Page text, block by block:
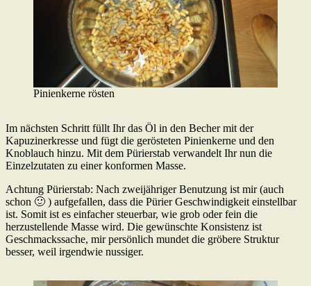
Pinienkerne rösten
Im nächsten Schritt füllt Ihr das Öl in den Becher mit der
Kapuzinerkresse und fügt die gerösteten Pinienkerne und den
Knoblauch hinzu. Mit dem Pürierstab verwandelt Ihr nun die
Einzelzutaten zu einer konformen Masse.
Achtung Pürierstab: Nach zweijähriger Benutzung ist mir (auch
schon 🙂 ) aufgefallen, dass die Pürier Geschwindigkeit einstellbar
ist. Somit ist es einfacher steuerbar, wie grob oder fein die
herzustellende Masse wird. Die gewünschte Konsistenz ist
Geschmackssache, mir persönlich mundet die gröbere Struktur
besser, weil irgendwie nussiger.